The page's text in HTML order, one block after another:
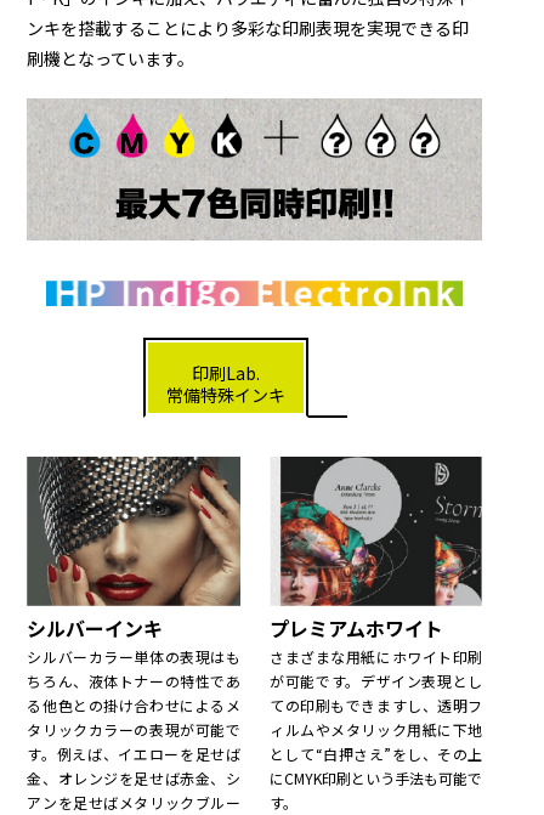
ンキを搭載することにより多彩な印刷表現を実現できる印
刷機となっています。
印刷Lab.
常備特殊インキ
シルバーインキ
シルバーカラー単体の表現はも
ちろん、液体トナーの特性であ
る他色との掛け合わせによるメ
タリックカラーの表現が可能で
す。例えば、イエローを足せば
金、オレンジを足せば赤金、シ
アンを足せばメタリックブルー
プレミアムホワイト
さまざまな用紙にホワイト印刷
が可能です。デザイン表現とし
ての印刷もできますし、透明フ
ィルムやメタリック用紙に下地
として“白押さえ”をし、その上
にCMYK印刷という手法も可能で
す。